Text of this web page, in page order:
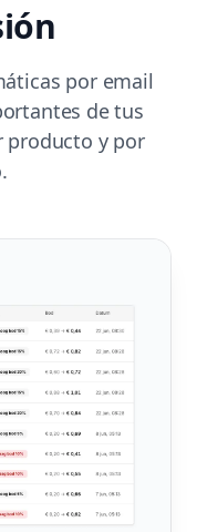
por email
de tus
producto y por